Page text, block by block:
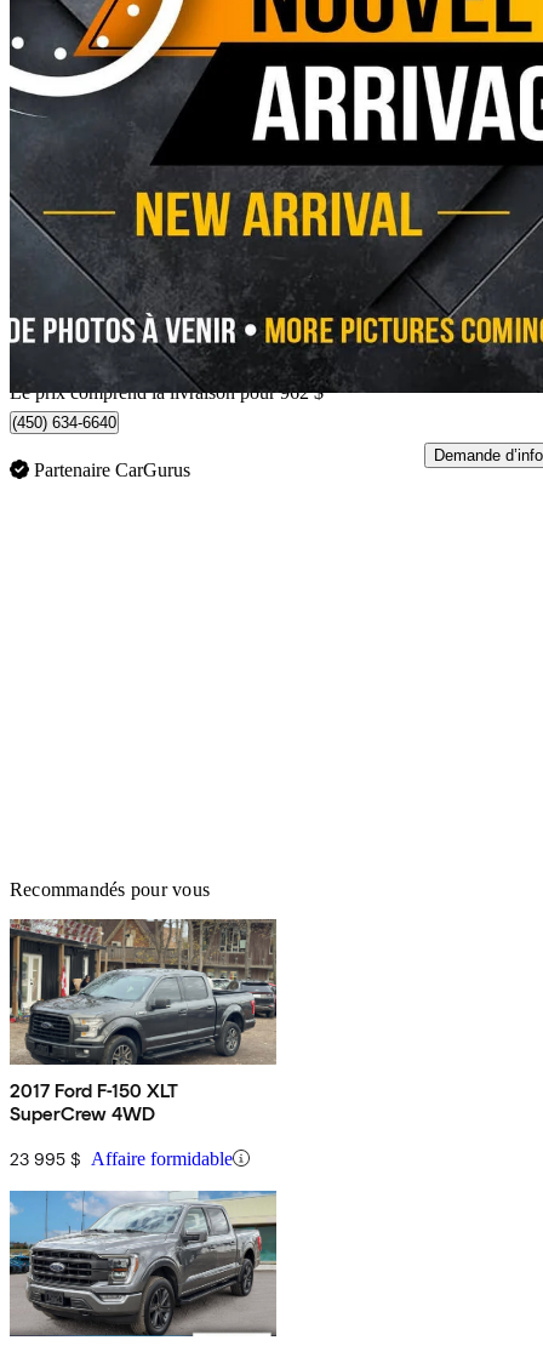
2024 Ford F-150 Lightning
Flash SuperCrew AWD46 886 km
69 951 $ Bonne
1 227 $/mois env.
Livraison à domicile de Châteauguay, QC
Le prix comprend la livraison pour 962 $
(450) 634-6640
Partenaire CarGurus
Demande d’info
Recommandés pour vous
2017 Ford F-150 XLT
SuperCrew 4WD
23 995 $ Affaire formidable